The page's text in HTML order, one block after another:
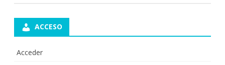
ACCESO
Acceder